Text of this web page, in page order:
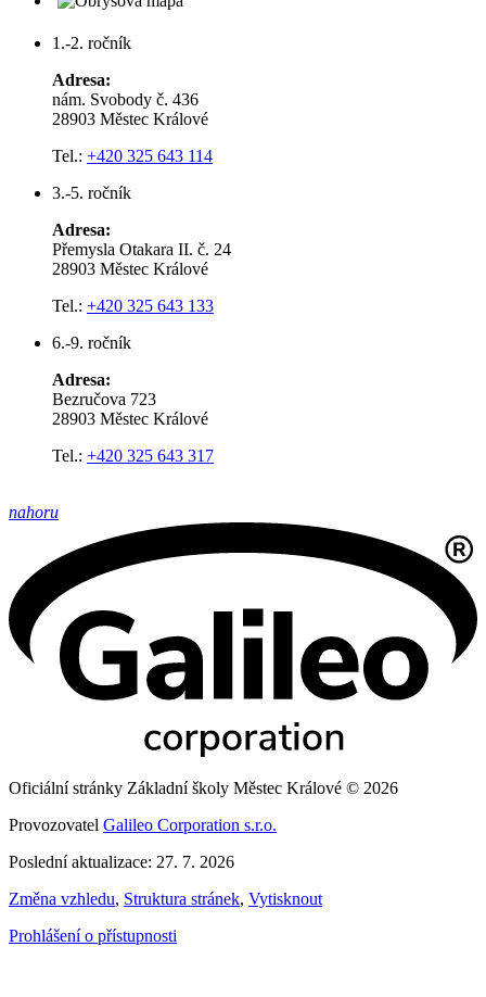
1.-2. ročník
Adresa:
nám. Svobody č. 436
28903 Městec Králové
Tel.: +420 325 643 114
3.-5. ročník
Adresa:
Přemysla Otakara II. č. 24
28903 Městec Králové
Tel.: +420 325 643 133
6.-9. ročník
Adresa:
Bezručova 723
28903 Městec Králové
Tel.: +420 325 643 317
nahoru
Oficiální stránky Základní školy Městec Králové © 2026
Provozovatel Galileo Corporation s.r.o.
Poslední aktualizace: 27. 7. 2026
Změna vzhledu, Struktura stránek, Vytisknout
Prohlášení o přístupnosti